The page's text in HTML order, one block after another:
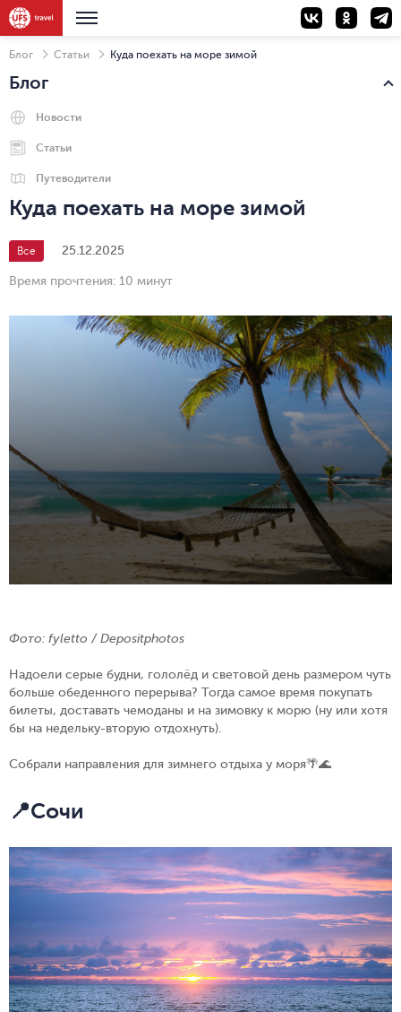
Блог Статьи Куда поехать на море зимой
Блог
Новости
Статьи
Путеводители
Куда поехать на море зимой
Все 25.12.2025
Время прочтения: 10 минут
Фото: fyletto / Depositphotos
Надоели серые будни, гололёд и световой день размером чуть
больше обеденного перерыва? Тогда самое время покупать
билеты, доставать чемоданы и на зимовку к морю (ну или хотя
бы на недельку-вторую отдохнуть).
Собрали направления для зимнего отдыха у моря🌴🌊
📍Сочи